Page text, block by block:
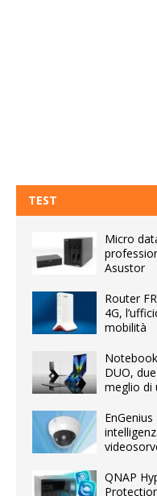
TEST
Micro
Asustor
Router
4G,
mobilità
DUO,
meglio di
EnGenius
QNAP